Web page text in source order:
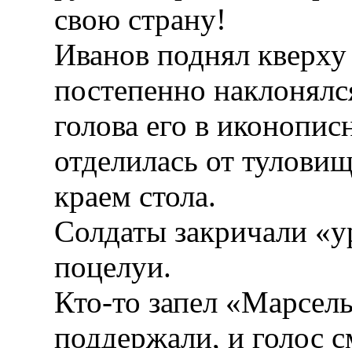
свою страну!
Иванов поднял
постепенно
голова его в
отделилась от
краем стола.
Солдаты закричали
поцелуи.
Кто-то запел
поддержали, и голос